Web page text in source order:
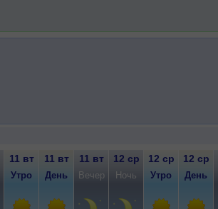
11 вт 11 вт 11 вт 12 ср 12 ср 12 ср
Утро День Вечер Ночь Утро День